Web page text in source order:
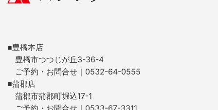
■豊橋本店
豊橋市つつじが丘3-36-4
ご予約・お問合せ｜0532-64-0555
■蒲郡店
蒲郡市蒲郡町堀込17-1